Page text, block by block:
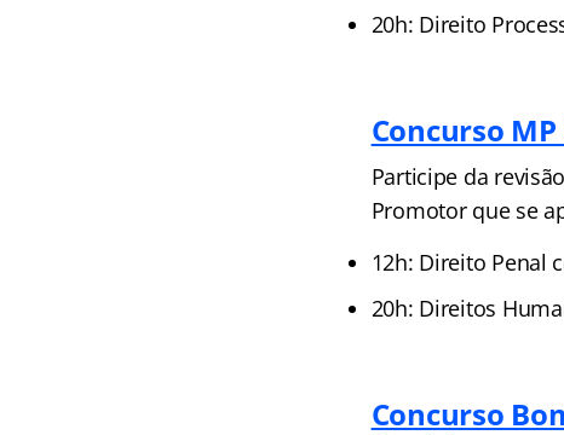
20h: Direito
Concurso
Participe da
Promotor que se
12h: Direito Penal
20h: Direitos
Concurso